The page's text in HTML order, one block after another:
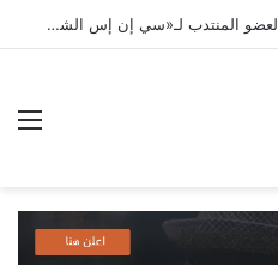
مارك فيلينتورف يتولى منصب العضو المنتدب لـ«سي إن إس الشرق الأوسط» ويشرف على شركات قطاع التكنولوجيا ضمن مجموعة غباش